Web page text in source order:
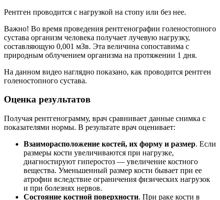
Рентген проводится с нагрузкой на стопу или без нее.
Важно! Во время проведения рентгенографии голеностопного
сустава организм человека получает лучевую нагрузку,
составляющую 0,001 мЗв. Эта величина сопоставима с
природным облучением организма на протяжении 1 дня.
На данном видео наглядно показано, как проводится рентген
голеностопного сустава.
Оценка результатов
Получая рентгенограмму, врач сравнивает данные снимка с
показателями нормы. В результате врач оценивает:
Взаиморасположение костей, их форму и размер. Если
размеры кости увеличиваются при нагрузке,
диагностируют гиперостоз — увеличение костного
вещества. Уменьшенный размер кости бывает при ее
атрофии вследствие ограничения физических нагрузок
и при болезнях нервов.
Состояние костной поверхности. При раке кости в